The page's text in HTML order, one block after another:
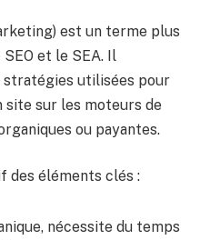
est un terme plus
et le SEA. Il
stratégies utilisées pour
site sur les moteurs de
ou payantes.
des éléments clés :
nécessite du temps